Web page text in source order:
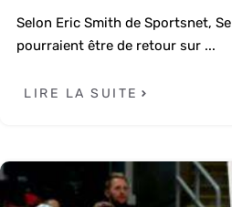
Selon Eric Smith de Sportsnet,
pourraient être de retour sur ...
LIRE LA SUITE